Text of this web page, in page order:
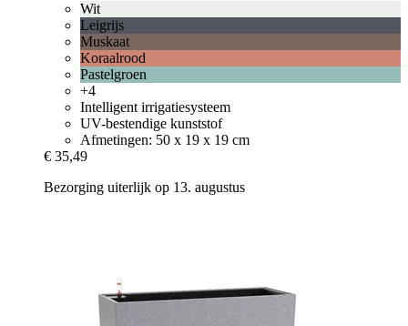
Wit
Leigrijs
Muskaat
Koraalrood
Pastelgroen
+4
Intelligent irrigatiesysteem
UV-bestendige kunststof
Afmetingen: 50 x 19 x 19 cm
€ 35,49
Bezorging uiterlijk op 13. augustus